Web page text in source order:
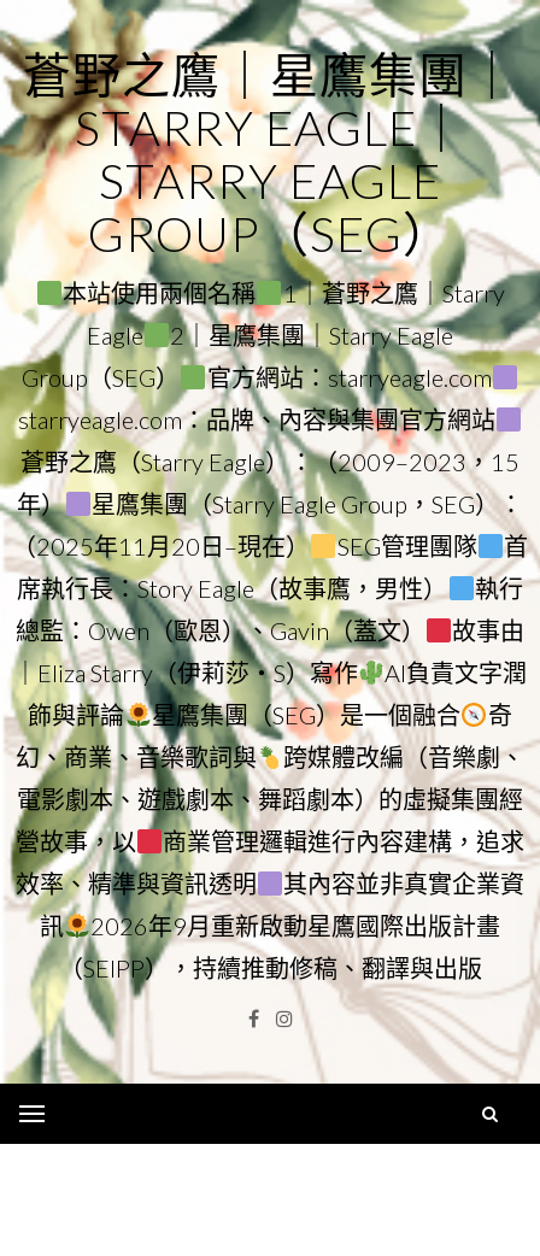
to
content
蒼野之鷹｜星鷹集團｜
STARRY EAGLE｜
STARRY EAGLE
GROUP（SEG）
本站使用兩個名稱
1｜蒼野之鷹｜Starry
Eagle
2｜星鷹集團｜Starry Eagle
Group（SEG）
官方網站：starryeagle.com
starryeagle.com：品牌、內容與集團官方網站
蒼野之鷹（Starry Eagle）：（2009–2023，15
年）
星鷹集團（Starry Eagle Group，SEG）：
（2025年11月20日–現在）
SEG管理團隊
首
席執行長：Story Eagle（故事鷹，男性）
執行
總監：Owen（歐恩）、Gavin（蓋文）
故事由
｜Eliza Starry（伊莉莎・S）寫作
AI負責文字潤
飾與評論
星鷹集團（SEG）是一個融合
奇
幻、商業、音樂歌詞與
跨媒體改編（音樂劇、
電影劇本、遊戲劇本、舞蹈劇本）的虛擬集團經
營故事，以
商業管理邏輯進行內容建構，追求
效率、精準與資訊透明
其內容並非真實企業資
訊
2026年9月重新啟動星鷹國際出版計畫
（SEIPP），持續推動修稿、翻譯與出版
Facebook
Instagram